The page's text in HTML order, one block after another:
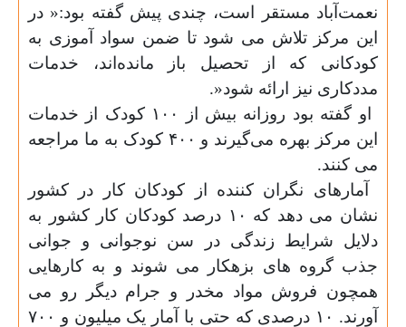
نعمت‌آباد مستقر است، چندی پیش گفته بود:« در
این مرکز تلاش می شود تا ضمن سواد ‌آموزی به
کودکانی که از تحصیل باز مانده‌اند، خدمات
مددکاری نیز ارائه شود.»
او گفته بود روزانه بیش از ۱۰۰ کودک از خدمات
این مرکز بهره می‌گیرند و ۴۰۰ کودک به ما مراجعه
می کنند.
آمارهای نگران کننده از کودکان کار در کشور
نشان می دهد که ۱۰ درصد کودکان کار کشور به
دلایل شرایط زندگی در سن نوجوانی و جوانی
جذب گروه های بزهکار می شوند و به کارهایی
همچون فروش مواد مخدر و جرام دیگر رو می
آورند. ۱۰ درصدی که حتی با آمار یک میلیون و ۷۰۰